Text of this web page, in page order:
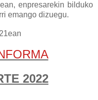
enpresarekin bilduko
emango dizuegu.
2022